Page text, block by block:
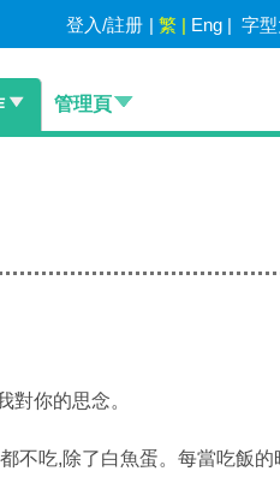
登入/註册 | 繁 | Eng | 字
管理頁
你的思念。
不吃,除了白魚蛋。每當吃飯